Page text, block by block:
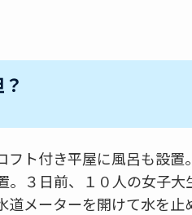
フト付き平屋に風呂も設
３日前、１０人の女子
メーターを開けて水を